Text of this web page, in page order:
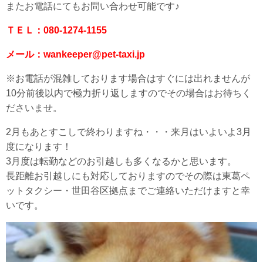
またお電話にてもお問い合わせ可能です♪
ＴＥＬ：080-1274-1155
メール：wankeeper@pet-taxi.jp
※お電話が混雑しております場合はすぐには出れませんが
10分前後以内で極力折り返しますのでその場合はお待ちく
ださいませ。
2月もあとすこしで終わりますね・・・来月はいよいよ3月
度になります！
3月度は転勤などのお引越しも多くなるかと思います。
長距離お引越しにも対応しておりますのでその際は東葛ペ
ットタクシー・世田谷区拠点までご連絡いただけますと幸
いです。